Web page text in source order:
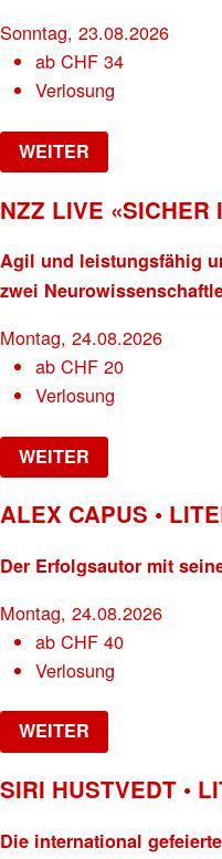
Sonntag, 23.08.2026
abCHF 34
Verlosung
WEITER
NZZ LIVE «SICHER
Agil und leistungsfähig
zwei
Montag, 24.08.2026
abCHF 20
Verlosung
WEITER
ALEX CAPUS •
Der Erfolgsautor mit
Montag, 24.08.2026
abCHF 40
Verlosung
WEITER
SIRI HUSTVEDT •
Die international